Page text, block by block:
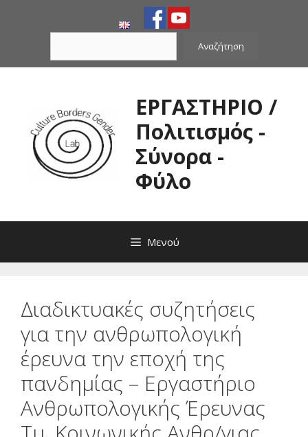
Αναζήτηση
ΕΡΓΑΣΤΗΡΙΟ /
Πολιτισμός -
Σύνορα -
Φύλο
Μενού
Διαδικτυακές συζητήσεις
για την ανθρωπολογική
έρευνα την εποχή της
πανδημίας – Εργαστήριο
Ανθρωπολογικής Έρευνας